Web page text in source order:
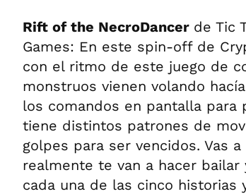
Rift of the NecroDancer de Tic
Games: En este spin-off de
con el ritmo de este juego de
monstruos vienen volando
los comandos en pantalla para
tiene distintos patrones de
golpes para ser vencidos. Vas
realmente te van a hacer
cada una de las cinco historias